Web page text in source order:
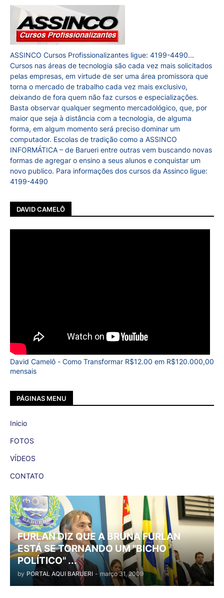
ASSINCO Cursos Profissionalizantes ligue: 4199-4490...
Cursos nas áreas de tecnologia são cada vez mais solicitados
pelas empresas, em virtude de ser uma área promissora que
torna o mercado de trabalho cada vez mais exclusivo,
deixando de fora quem não faz cursos e especializações.
Basta observar qualquer segmento mercadológico, que, por
maior que seja à distância com a tecnologia, de alguma
forma, em algum momento será preciso dominar um
computador. Escolas de tradição como a ASSINCO
INFORMÁTICA – de Barueri entre outras vem buscando novas
formas de agregar o ensino a seus alunos e conquistar um
novo publico. Para informações dos cursos da Assinco ligue:
4199-4490
DAVID CAMELÔ
David Camelô - Como Transformar R$12.00 em R$120.000,00
mensais
PÁGINAS MENU
Inicio
FOTOS
VÍDEOS
CONTATO
FURLAN DIZ QUE A BRUNA FURLAN
ESTÁ SE TORNANDO UM "BICHO
POLÍTICO" ...
by PORTAL AQUI BARUERI - março 31, 2009